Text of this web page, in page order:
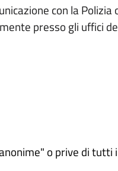
con la Polizia
presso gli uffici
o prive di tutti